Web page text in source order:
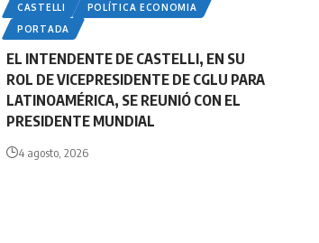
CASTELLI
POLÍTICA ECONOMIA
PORTADA
EL INTENDENTE DE CASTELLI, EN SU
ROL DE VICEPRESIDENTE DE CGLU PARA
LATINOAMÉRICA, SE REUNIÓ CON EL
PRESIDENTE MUNDIAL
4 agosto, 2026